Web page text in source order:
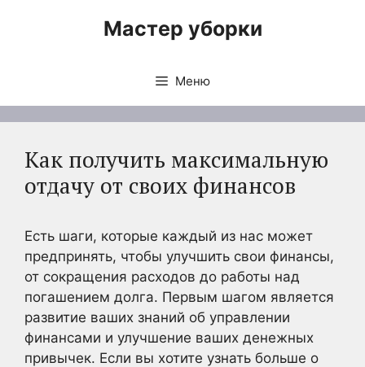
Мастер уборки
Меню
Как получить максимальную
отдачу от своих финансов
Есть шаги, которые каждый из нас может
предпринять, чтобы улучшить свои финансы,
от сокращения расходов до работы над
погашением долга. Первым шагом является
развитие ваших знаний об управлении
финансами и улучшение ваших денежных
привычек. Если вы хотите узнать больше о